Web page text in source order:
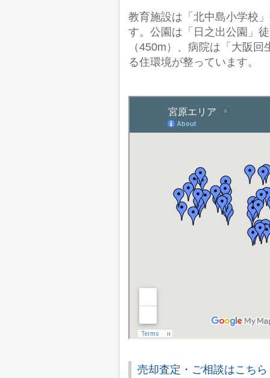
教育施設は「北中島小学校
す。公園は「日之出公園」
（450m）、病院は「大阪
る住環境が整っています。
売却査定・ご相談はこちら